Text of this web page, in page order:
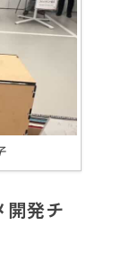
発チ